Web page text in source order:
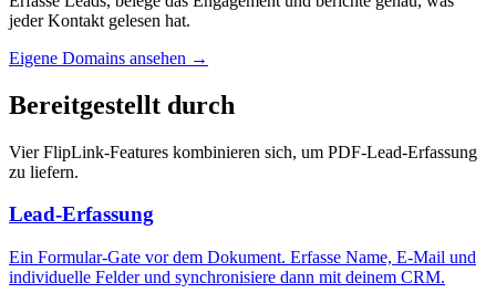
jeder Kontakt gelesen hat.
Eigene Domains ansehen →
Bereitgestellt durch
Vier FlipLink-Features kombinieren sich, um PDF-Lead-Erfassung
zu liefern.
Lead-Erfassung
Ein Formular-Gate vor dem Dokument. Erfasse Name, E-Mail und
individuelle Felder und synchronisiere dann mit deinem CRM.